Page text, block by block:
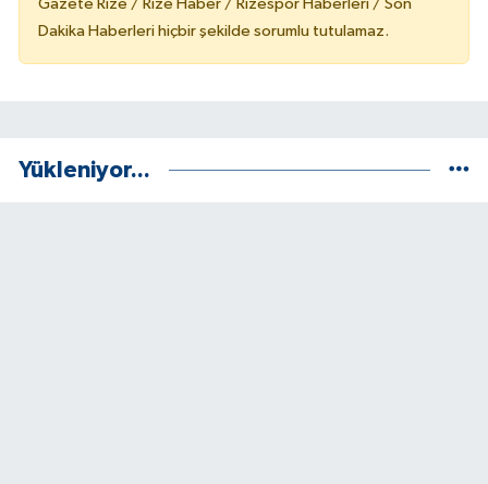
Gazete Rize / Rize Haber / Rizespor Haberleri / Son
Dakika Haberleri hiçbir şekilde sorumlu tutulamaz.
Yükleniyor...